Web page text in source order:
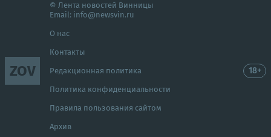
ZOV
© Лента новостей Винницы
Email: info@newsvin.ru
О нас
Контакты
Редакционная политика
Политика конфиденциальности
Правила пользования сайтом
Архив
18+